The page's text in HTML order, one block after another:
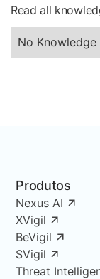
Read all
No
Produtos
Nexus AI
XVigil
BeVigil
SVigil
Threat